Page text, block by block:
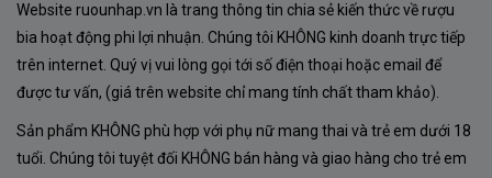
Tầng hương tinh tế của gia vị ấm áp như tiêu đen,
quế, hương gỗ sồi từ quá trình ủ rượu.
Một chúthương chocolate đenvàcà phê, tạo nên
sự phong phú và đa dạng.
Website ruounhap.vn là trang thông tin chia sẻ kiến thức về rượu
bia hoạt động phi lợi nhuận. Chúng tôi KHÔNG kinh doanh trực tiếp
trên internet. Quý vị vui lòng gọi tới số điện thoại hoặc email để
được tư vấn, (giá trên website chỉ mang tính chất tham khảo).
Sản phẩm KHÔNG phù hợp với phụ nữ mang thai và trẻ em dưới 18
tuổi. Chúng tôi tuyệt đối KHÔNG bán hàng và giao hàng cho trẻ em